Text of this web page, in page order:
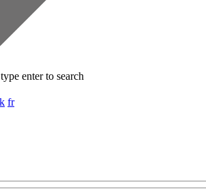
type enter to search
fr